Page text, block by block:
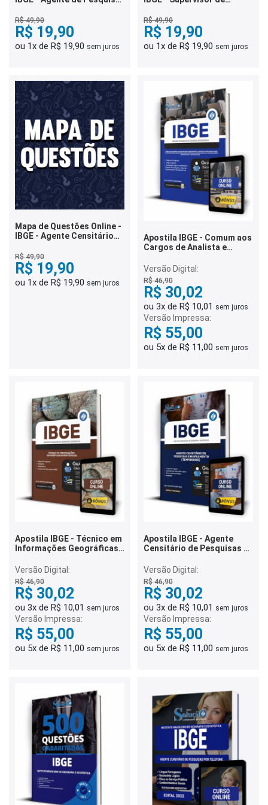
Questões
R$ 49,90
R$ 19,90
ou 1x de R$ 19,90 sem juros
Questões
R$ 49,90
R$ 19,90
ou 1x de R$ 19,90 sem juros
Mapa de Questões Online -
IBGE - Agente Censitário
Mapeamento - 3 Mil
Questões
R$ 49,90
R$ 19,90
ou 1x de R$ 19,90 sem juros
Apostila IBGE - Comum aos
Cargos de Analista e
Versão Digital:
R$ 46,90
R$ 30,02
ou 3x de R$ 10,01 sem juros
Versão Impressa:
R$ 55,00
ou 5x de R$ 11,00 sem juros
Apostila IBGE - Técnico em
Informações Geográficas
Versão Digital:
R$ 46,90
R$ 30,02
ou 3x de R$ 10,01 sem juros
Versão Impressa:
R$ 55,00
ou 5x de R$ 11,00 sem juros
Apostila IBGE - Agente
Censitário de Pesquisas e
Versão Digital:
R$ 46,90
R$ 30,02
ou 3x de R$ 10,01 sem juros
Versão Impressa:
R$ 55,00
ou 5x de R$ 11,00 sem juros